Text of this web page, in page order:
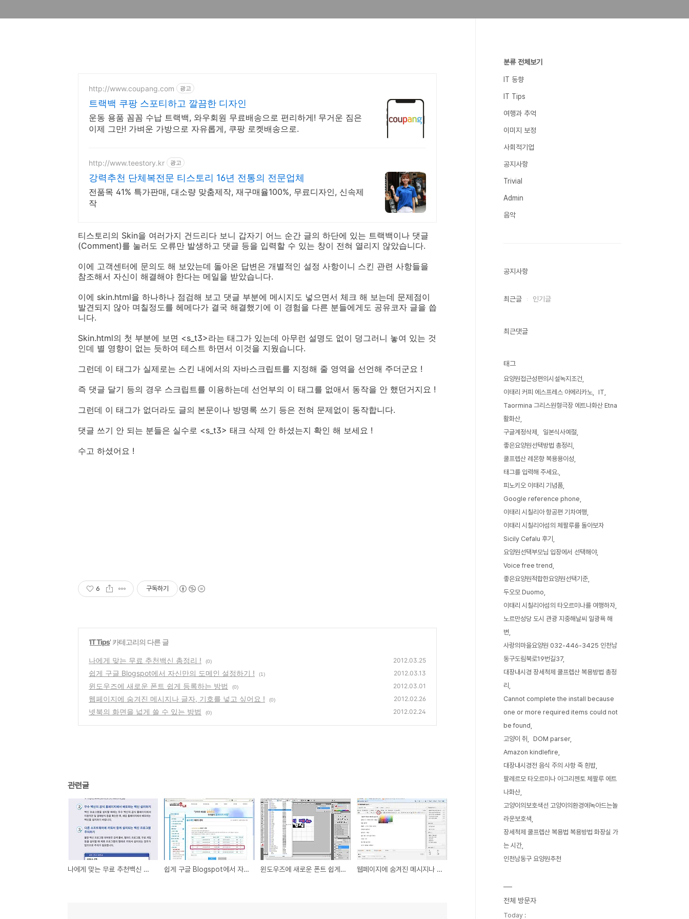
http://www.coupang.com 광고
트랙백 쿠팡 스포티하고 깔끔한 디자인
운동 용품 꼼꼼 수납 트랙백, 와우회원 무료배송으로 편리하게! 무거운 짐은
이제 그만! 가벼운 가방으로 자유롭게, 쿠팡 로켓배송으로.
http://www.teestory.kr 광고
강력추천 단체복전문 티스토리 16년 전통의 전문업체
전품목 41% 특가판매, 대소량 맞춤제작, 재구매율100%, 무료디자인, 신속제
작
티스토리의 Skin을 여러가지 건드리다 보니 갑자기 어느 순간 글의 하단에 있는 트랙백이나 댓글
(Comment)를 눌러도 오류만 발생하고 댓글 등을 입력할 수 있는 창이 전혀 열리지 않았습니다.
이에 고객센터에 문의도 해 보았는데 돌아온 답변은 개별적인 설정 사항이니 스킨 관련 사항들을
참조해서 자신이 해결해야 한다는 메일을 받았습니다.
이에 skin.html을 하나하나 점검해 보고 댓글 부분에 메시지도 넣으면서 체크 해 보는데 문제점이
발견되지 않아 며칠정도를 헤메다가 결국 해결했기에 이 경험을 다른 분들에게도 공유코자 글을 씁
니다.
Skin.html의 첫 부분에 보면 <s_t3>라는 태그가 있는데 아무런 설명도 없이 덩그러니 놓여 있는 것
인데 별 영향이 없는 듯하여 테스트 하면서 이것을 지웠습니다.
그런데 이 태그가 실제로는 스킨 내에서의 자바스크립트를 지정해 줄 영역을 선언해 주더군요 !
즉 댓글 달기 등의 경우 스크립트를 이용하는데 선언부의 이 태그를 없애서 동작을 안 했던거지요 !
그런데 이 태그가 없더라도 글의 본문이나 방명록 쓰기 등은 전혀 문제없이 동작합니다.
댓글 쓰기 안 되는 분들은 실수로 <s_t3> 태크 삭제 안 하셨는지 확인 해 보세요 !
수고 하셨어요 !
6 구독하기
'IT Tips' 카테고리의 다른 글
나에게 맞는 무료 추천백신 총정리 ! (0) 2012.03.25
쉽게 구글 Blogspot에서 자신만의 도메인 설정하기 ! (1) 2012.03.13
윈도우즈에 새로운 폰트 쉽게 등록하는 방법 (0) 2012.03.01
웹페이지에 숨겨진 메시지나 글자, 기호를 넣고 싶어요 ! (0) 2012.02.26
넷북의 화면을 넓게 쓸 수 있는 방법 (0) 2012.02.24
관련글
나에게 맞는 무료 추천백신 총정리 ! 쉽게 구글 Blogspot에서 자신만의 도메인 설정하기 ! 윈도우즈에 새로운 폰트 쉽게 등록하는 방법 웹페이지에 숨겨진 메시지나 글자, 기호를 넣고 싶어요 !
분류 전체보기
IT 동향
IT Tips
여행과 추억
이미지 보정
사회적기업
공지사항
Trivial
Admin
음악
공지사항
최근글 인기글
최근댓글
태그
요양원접근성편의시설녹지조건
이태리 커피 에스프레스 아메리카노
IT
Taormina 그리스원형극장 에트나화산 Etna
활화산
구글계정삭제
일본식사예절
좋은요양원선택방법 총정리
쿨프렙산 레몬향 복용용이성
태그를 입력해 주세요.
피노키오 이태리 기념품
Google reference phone
이태리 시칠리아 항공편 기차여행
이태리 시칠리아섬의 체팔루를 돌아보자
Sicily Cefalu 후기
요양원선택부모님 입장에서 선택해야
Voice free trend
좋은요양원적합한요양원선택기준
두오모 Duomo
이태리 시칠리아섬의 타오르미나를 여행하자
노르만성당 도시 관광 지중해날씨 일광욕 해
변
사랑의마을요양원 032-446-3425 인천남
동구도림북로19번길37
대장내시경 장세척제 쿨프렙산 복용방법 총정
리
Cannot complete the install because
one or more required items could not
be found
고양이 쥐
DOM parser
Amazon kindlefire
대장내시경전 음식 주의 사항 죽 흰밥
팔레르모 타오르미나 아그리젠토 체팔루 에트
나화산
고양이의보호색선 고양이의환경에녹아드는놀
라운보호색
장세척제 쿨프렙산 복용법 복용방법 화장실 가
는 시간
인천남동구 요양원추천
전체 방문자
Today :